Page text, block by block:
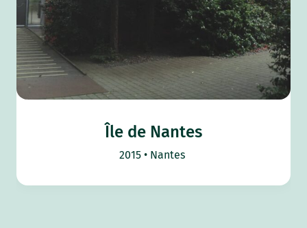
Île de Nantes
2015 Nantes